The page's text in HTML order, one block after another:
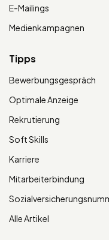
E-Mailings
Medienkampagnen
Tipps
Bewerbungsgespräch
Optimale Anzeige
Rekrutierung
Soft Skills
Karriere
Mitarbeiterbindung
Alle Artikel